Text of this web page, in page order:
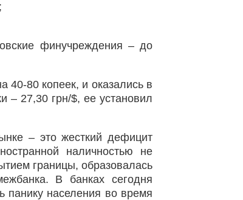
финучреждения – до
40-80 копеек, и оказались в
– 27,30 грн/$, ее установил
– это жесткий дефицит
наличностью не
границы, образовалась
В банках сегодня
панику населения во время